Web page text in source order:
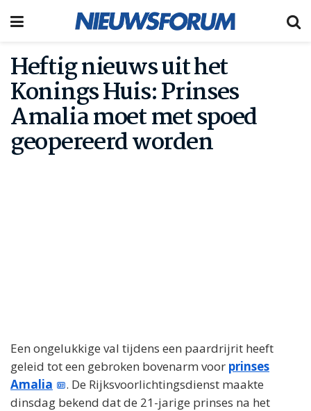
Heftig nieuws uit het
Konings Huis: Prinses
Amalia moet met spoed
geopereerd worden
Een ongelukkige val tijdens een paardrijrit heeft
geleid tot een gebroken bovenarm voor prinses
Amalia
. De Rijksvoorlichtingsdienst maakte
dinsdag bekend dat de 21-jarige prinses na het